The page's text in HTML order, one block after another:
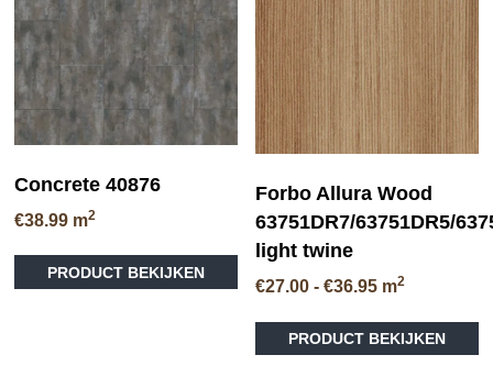
Concrete 40876
€38.99 m2
PRODUCT BEKIJKEN
heeft
meerdere
variaties.
Forbo Allura Wood
63751DR7/63751DR5/
light twine
€27.00 - €36.95Prijsklasse:
tot
€36.95
m2
PRODUCT BEKIJKEN